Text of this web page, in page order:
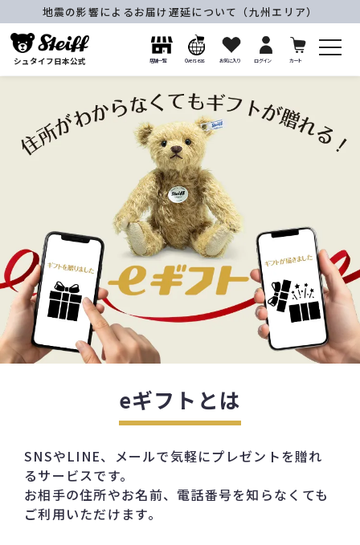
地震の影響によるお届け遅延について（九州エリア）
シュタイフ日本公式 店舗一覧 Overseas お気に入り ログイン カート
eギフトとは
SNSやLINE、メールで気軽にプレゼントを贈れ
るサービスです。
お相手の住所やお名前、電話番号を知らなくても
ご利用いただけます。